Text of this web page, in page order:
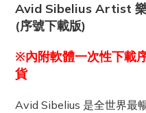
Avid Sibelius Artist 樂
(序號下載版)
※內附軟體一次性下載
貨
Avid Sibelius 是全世界最